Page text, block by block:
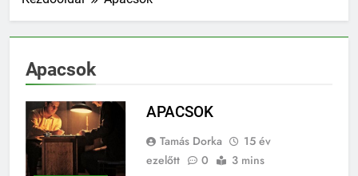
Apacsok
APACSOK
Tamás Dorka
15 év
ezelőtt
0 3 mins